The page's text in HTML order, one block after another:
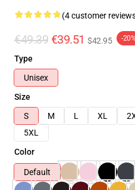
(4 customer
€49.39 €39.51 $42.95 -20%
Type
Unisex
Size
S
M L XL
5XL
Color
Default